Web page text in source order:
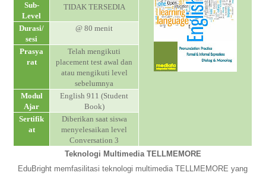
Academic and Counseling Service
Sub-
Level
TIDAK TERSEDIA
Durasi/
sesi
@ 80 menit
Prasya
rat
Telah mengikuti
placement test awal dan
atau mengikuti level
sebelumnya
Modul
Ajar
English 911 (Student
Book)
Sertifik
at
Diberikan saat siswa
menyelesaikan level
Conversation 3
Teknologi Multimedia TELLMEMORE
EduBright memfasilitasi teknologi multimedia TELLMEMORE yang